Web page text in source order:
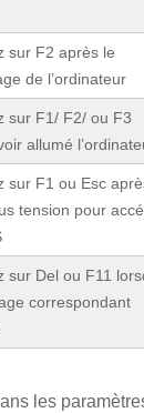
sur F2 après le
de l’ordinateur
sur F1/ F2/ ou F3
allumé
sur F1 ou Esc
tension pour
sur Del ou F11
correspondant
les